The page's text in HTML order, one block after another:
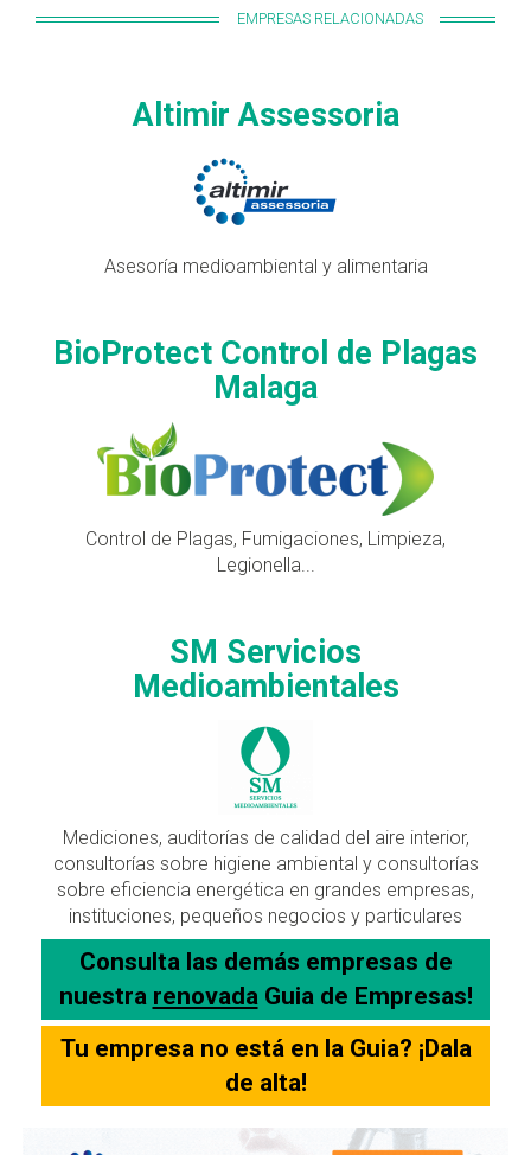
EMPRESAS RELACIONADAS
Altimir Assessoria
Asesoría medioambiental y alimentaria
BioProtect Control de Plagas
Malaga
Control de Plagas, Fumigaciones, Limpieza,
Legionella...
SM Servicios
Medioambientales
Mediciones, auditorías de calidad del aire interior,
consultorías sobre higiene ambiental y consultorías
sobre eficiencia energética en grandes empresas,
instituciones, pequeños negocios y particulares
Consulta las demás empresas de
nuestra renovada Guia de Empresas!
Tu empresa no está en la Guia? ¡Dala
de alta!